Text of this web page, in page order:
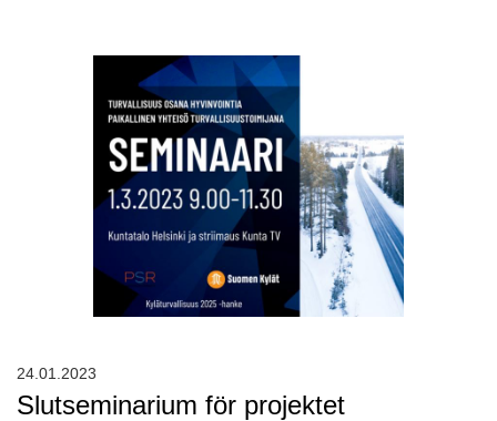
Slutseminarium för projektet
24.01.2023